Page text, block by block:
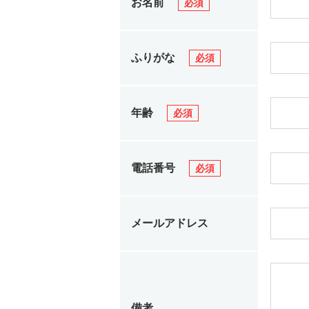
お名前 必須
ふりがな 必須
年齢 必須
電話番号 必須
メールアドレス